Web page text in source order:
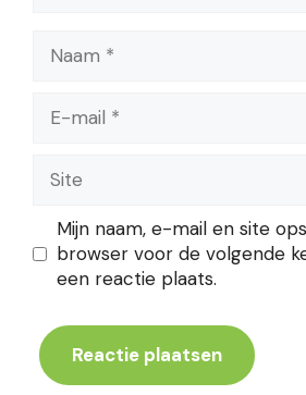
mail
Mijn naam, e-mail en site
browser voor de volgende
een reactie plaats.